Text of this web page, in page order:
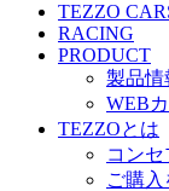
TEZZO
RACING
PRODUCT
製品情
WEB
TEZZOとは
コンセ
ご購